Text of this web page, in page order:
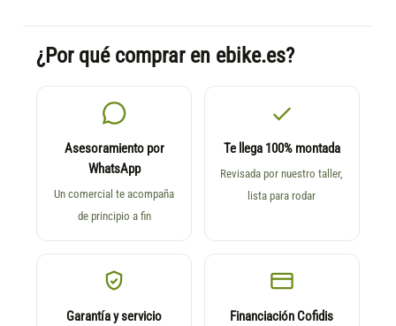
¿Por qué comprar en ebike.es?
Asesoramiento por
WhatsApp
Un comercial te acompaña
de principio a fin
Te llega 100% montada
Revisada por nuestro taller,
lista para rodar
Garantía y servicio Financiación Cofidis